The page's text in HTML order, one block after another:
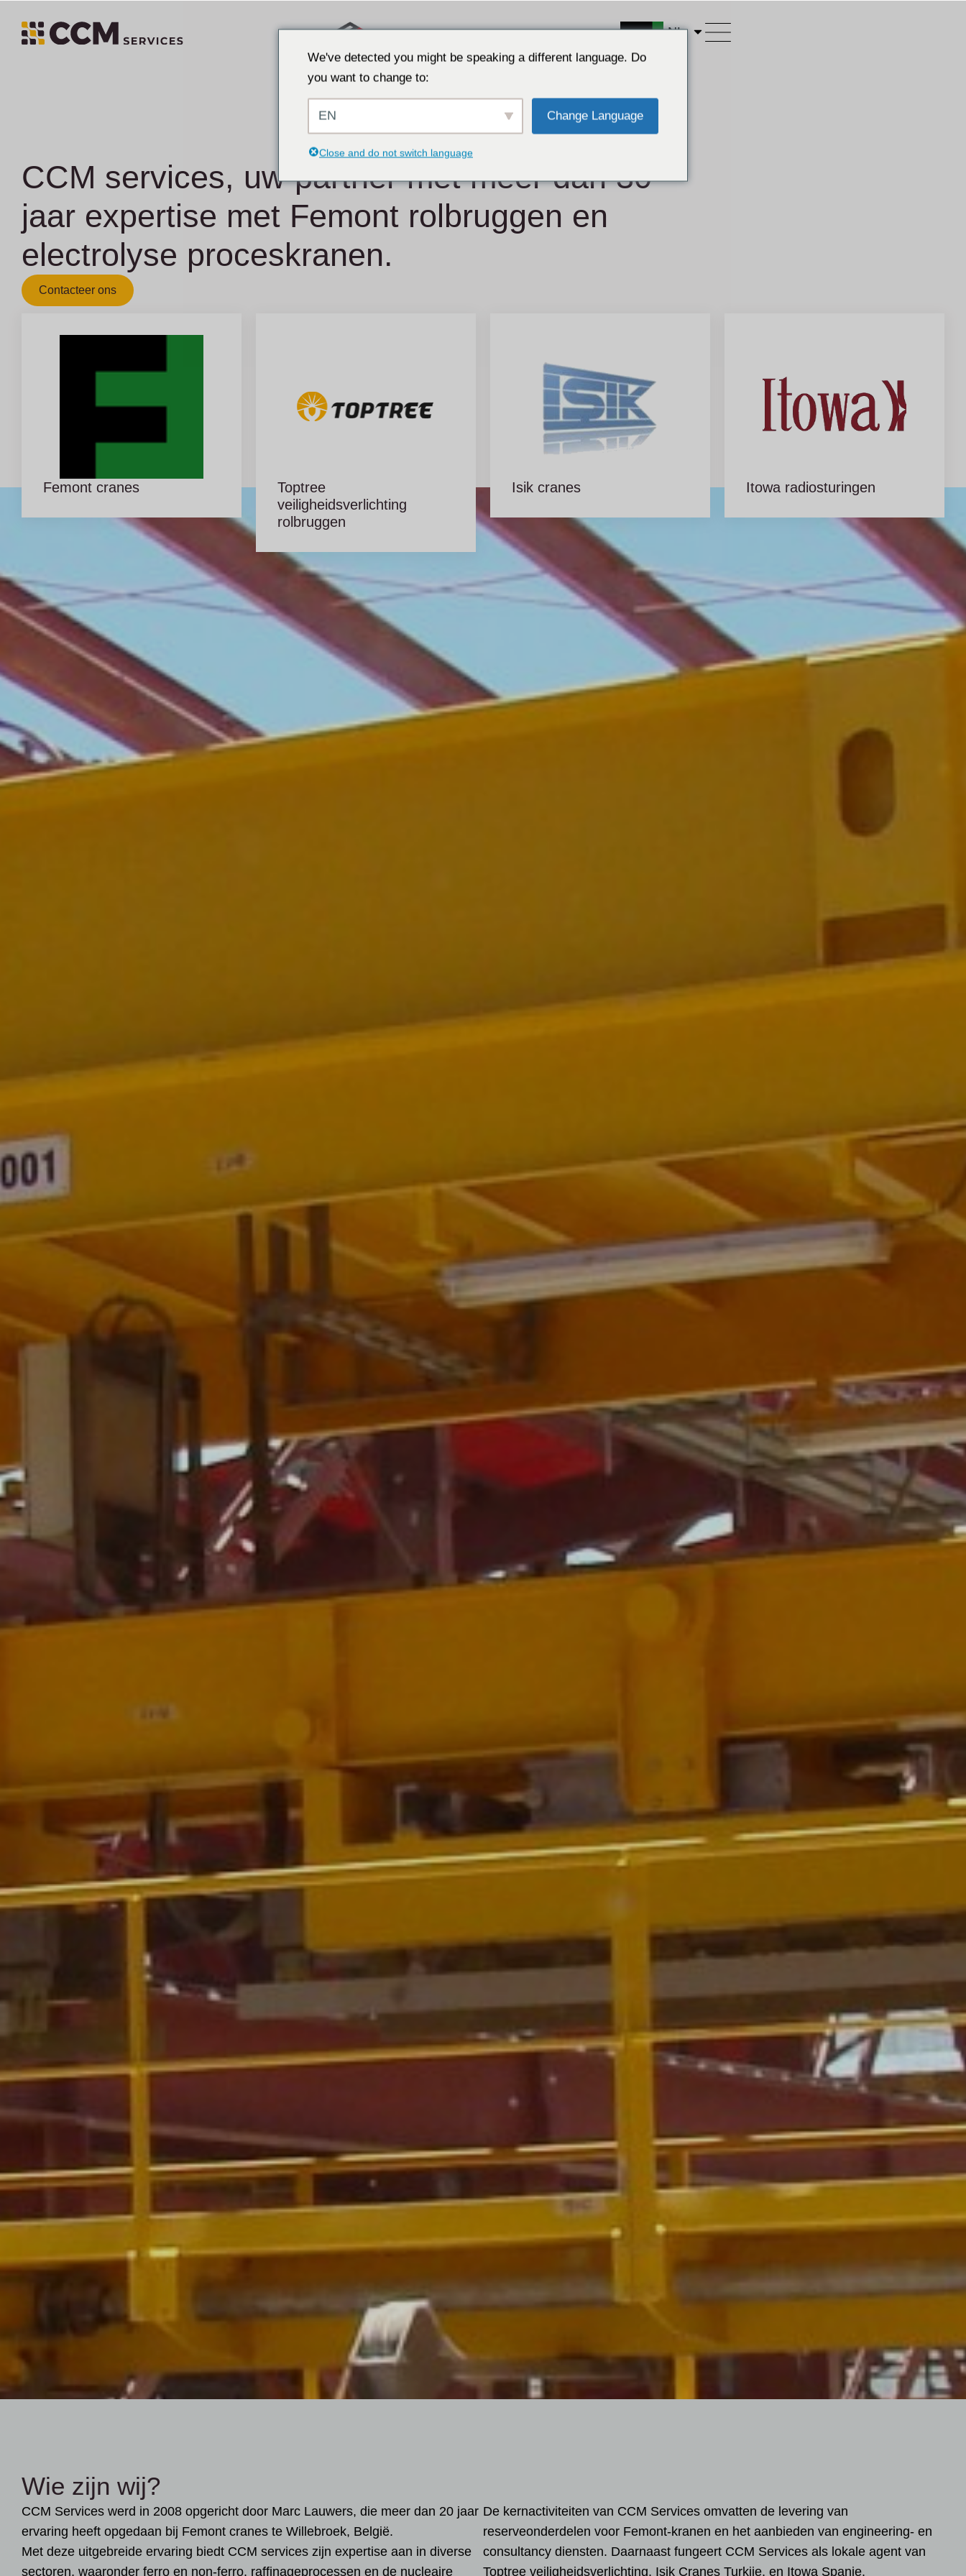
NL
CCM services, uw partner met meer dan 30
jaar expertise met Femont rolbruggen en
electrolyse proceskranen.
Contacteer ons
Femont cranes
Toptree
veiligheidsverlichting
rolbruggen
Isik cranes Itowa radiosturingen
Wie zijn wij?
CCM Services werd in 2008 opgericht door Marc Lauwers, die meer dan 20 jaar
ervaring heeft opgedaan bij Femont cranes te Willebroek, België.
Met deze uitgebreide ervaring biedt CCM services zijn expertise aan in diverse
sectoren, waaronder ferro en non-ferro, raffinageprocessen en de nucleaire
De kernactiviteiten van CCM Services omvatten de levering van
reserveonderdelen voor Femont-kranen en het aanbieden van engineering- en
consultancy diensten. Daarnaast fungeert CCM Services als lokale agent van
Toptree veiligheidsverlichting, Isik Cranes Turkije, en Itowa Spanje.
We've detected you might be speaking a different language. Do
you want to change to:
EN Change Language
Close and do not switch language